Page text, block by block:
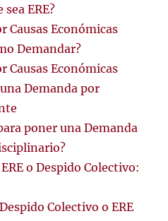
ERE?
Causas Económicas
Demandar?
Causas Económicas
Demanda por
poner una Demanda
o Despido Colectivo:
Colectivo o ERE